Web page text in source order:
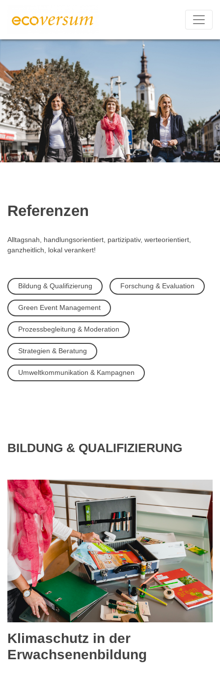
Referenzen
Alltagsnah, handlungsorientiert, partizipativ, werteorientiert,
ganzheitlich, lokal verankert!
Bildung & Qualifizierung Forschung & Evaluation
Green Event Management
Prozessbegleitung & Moderation
Strategien & Beratung
Umweltkommunikation & Kampagnen
BILDUNG & QUALIFIZIERUNG
Klimaschutz in der
Erwachsenenbildung